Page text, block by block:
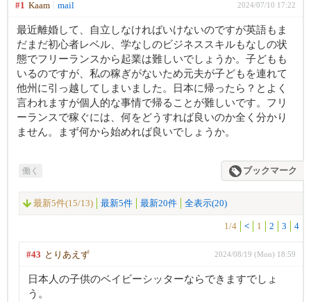
#1 Kaam mail 2024/07/10 17:22
最近離婚して、自立しなければいけないのですが英語もま
だまだ初心者レベル、学なしのビジネススキルもなしの状
態でフリーランスから起業は難しいでしょうか。子どもも
いるのですが、私の稼ぎがないため元夫が子どもを連れて
他州に引っ越してしまいました。日本に帰ったら？とよく
言われますが個人的な事情で帰ることが難しいです。フリ
ーランスで稼ぐには、何をどうすれば良いのか全く分かり
ません。まず何から始めれば良いでしょうか。
働く ブックマーク
最新5件(15/13) 最新5件 最新20件 全表示(20)
1/4 < 1 2 3 4
#43 とりあえず 2024/08/19 (Mon) 18:59
日本人の子供のベイビーシッターならできますでしょ
う。